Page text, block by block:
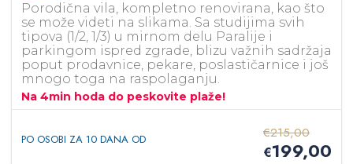
Porodična vila, kompletno renovirana, kao što
se može videti na slikama. Sa studijima svih
tipova (1/2, 1/3) u mirnom delu Paralije i
parkingom ispred zgrade, blizu važnih sadržaja
poput prodavnice, pekare, poslastičarnice i još
mnogo toga na raspolaganju.
Na 4min hoda do peskovite plaže!
PO OSOBI ZA 10 DANA OD €215,00
€199,00